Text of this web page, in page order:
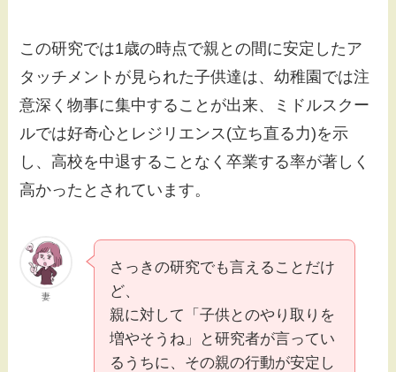
この研究では1歳の時点で親との間に安定したア
タッチメントが見られた子供達は、幼稚園では注
意深く物事に集中することが出来、ミドルスクー
ルでは好奇心とレジリエンス(立ち直る力)を示
し、高校を中退することなく卒業する率が著しく
高かったとされています。
妻
さっきの研究でも言えることだけ
ど、
親に対して「子供とのやり取りを
増やそうね」と研究者が言ってい
るうちに、その親の行動が安定し